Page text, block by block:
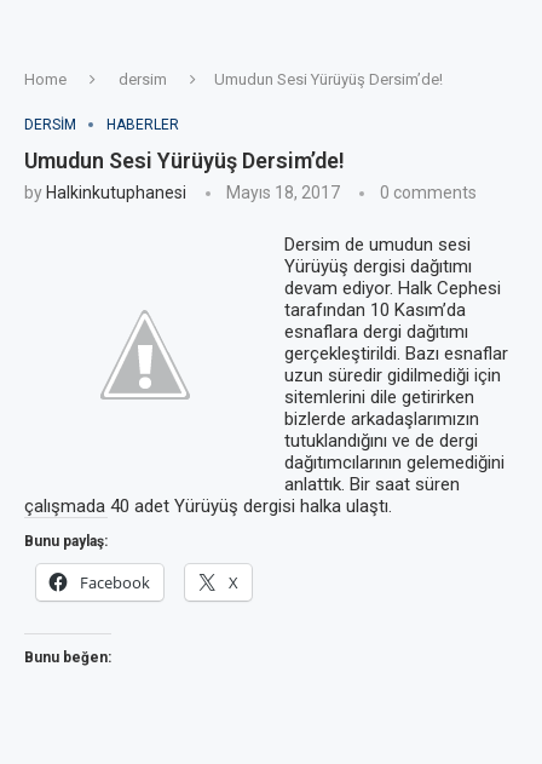
Home dersim Umudun Sesi Yürüyüş Dersim’de!
DERSIM HABERLER
Umudun Sesi Yürüyüş Dersim’de!
by Halkinkutuphanesi Mayıs 18, 2017 0 comments
Dersim de umudun sesi
Yürüyüş dergisi dağıtımı
devam ediyor. Halk Cephesi
tarafından 10 Kasım’da
esnaflara dergi dağıtımı
gerçekleştirildi. Bazı esnaflar
uzun süredir gidilmediği için
sitemlerini dile getirirken
bizlerde arkadaşlarımızın
tutuklandığını ve de dergi
dağıtımcılarının gelemediğini
anlattık. Bir saat süren
çalışmada 40 adet Yürüyüş dergisi halka ulaştı.
Bunu paylaş:
Facebook X
Bunu beğen: